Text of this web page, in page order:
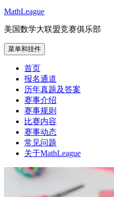
MathLeague
美国数学大联盟竞赛俱乐部
菜单和挂件
首页
报名通道
历年真题及答案
赛事介绍
赛事规则
比赛内容
赛事动态
常见问题
关于MathLeague